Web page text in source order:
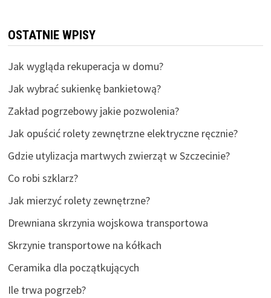
OSTATNIE WPISY
Jak wygląda rekuperacja w domu?
Jak wybrać sukienkę bankietową?
Zakład pogrzebowy jakie pozwolenia?
Jak opuścić rolety zewnętrzne elektryczne ręcznie?
Gdzie utylizacja martwych zwierząt w Szczecinie?
Co robi szklarz?
Jak mierzyć rolety zewnętrzne?
Drewniana skrzynia wojskowa transportowa
Skrzynie transportowe na kółkach
Ceramika dla początkujących
Ile trwa pogrzeb?